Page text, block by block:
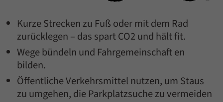
Kurze Strecken zu Fuß oder mit dem Rad
zurücklegen – das spart CO2 und hält fit.
Wege bündeln und Fahrgemeinschaft en
bilden.
Öffentliche Verkehrsmittel nutzen, um Staus
zu umgehen, die Parkplatzsuche zu vermeiden